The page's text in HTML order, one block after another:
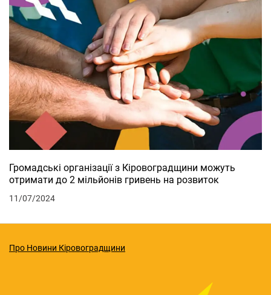
Громадські організації з Кіровоградщини можуть
отримати до 2 мільйонів гривень на розвиток
11/07/2024
Про Новини Кіровоградщини